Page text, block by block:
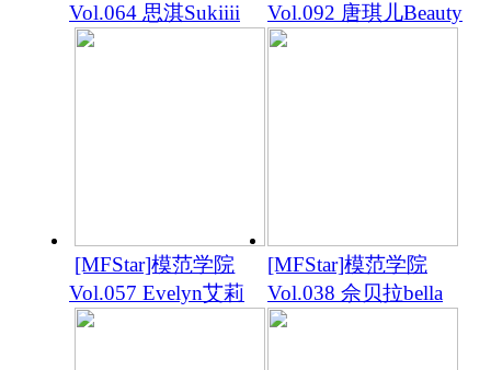
Vol.064 思淇Sukiiii
Vol.092 唐琪儿Beauty
[MFStar]模范学院
Vol.057 Evelyn艾莉
[MFStar]模范学院
Vol.038 佘贝拉bella